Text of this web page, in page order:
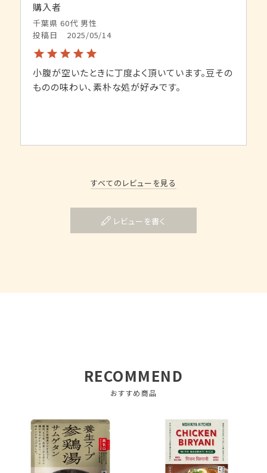
購入者
千葉県 60代 男性
投稿日
2025/05/14
小腹が空いたときに丁度よく頂いています。豆その
ものの味わい、素朴な処が好みです。
すべてのレビューを見る
レビューを書く
RECOMMEND
おすすめ商品